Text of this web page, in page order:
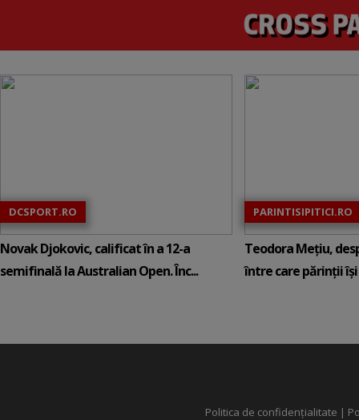
DCSPORT.RO
Novak Djokovic, calificat în a 12-a
semifinală la Australian Open. Înc...
PARINTISIPITICI.RO
Teodora Mețiu,
între care părinții își
Politica de confidențialitate |